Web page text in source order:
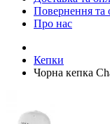
Повернення та
Про нас
Кепки
Чорна кепка